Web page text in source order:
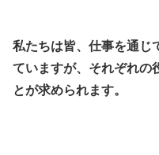
私たちは皆、仕事を通じ
ていますが、それぞれの
とが求められます。